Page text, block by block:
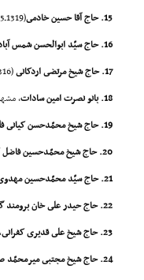
15. حاج آقا حسین خادمى (1319ـ1405 ق.)، فرزند آقا سیّد ابوالقاسم خادم الشریعة.
16. حاج سیّد ابوالحسن شمس آبادى
17. حاج شیخ مرتضى اردکانى
(1316ـ 1417 ق.)، فرزند آقا میرزا محمّد مجتهد.
18. بانو نصرت امین سادات
، مشهور به بانوى
19. حاج شیخ محمّدحسن کیانى فلاورجانى
20. حاج شیخ محمّدحسین فاضل کوهانى
21. حاج سیّد محمّدحسین مهدوى اردکانى
22. حاج حیدر على خان برومند گزى
23. حاج شیخ على قدیرى کفرانى ،
24. حاج شیخ مجتبى میرمحمّد صادقى